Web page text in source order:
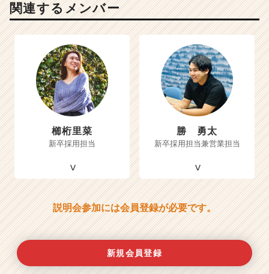
関連するメンバー
櫛桁里菜
新卒採用担当
勝 勇太
新卒採用担当兼営業担当
説明会参加には会員登録が必要です。
新規会員登録